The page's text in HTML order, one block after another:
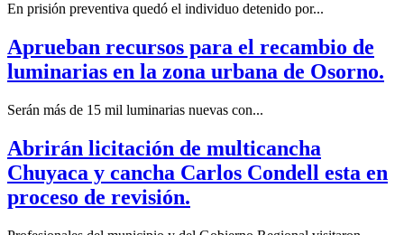
En prisión preventiva quedó el individuo detenido por...
Aprueban recursos para el recambio de
luminarias en la zona urbana de Osorno.
Serán más de 15 mil luminarias nuevas con...
Abrirán licitación de multicancha
Chuyaca y cancha Carlos Condell esta en
proceso de revisión.